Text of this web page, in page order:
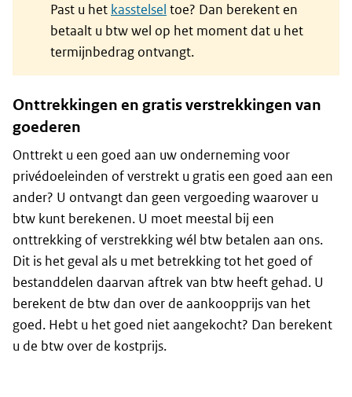
Past u het kasstelsel toe? Dan berekent en
betaalt u btw wel op het moment dat u het
termijnbedrag ontvangt.
Onttrekkingen en gratis verstrekkingen van
goederen
Onttrekt u een goed aan uw onderneming voor
privédoeleinden of verstrekt u gratis een goed aan een
ander? U ontvangt dan geen vergoeding waarover u
btw kunt berekenen. U moet meestal bij een
onttrekking of verstrekking wél btw betalen aan ons.
Dit is het geval als u met betrekking tot het goed of
bestanddelen daarvan aftrek van btw heeft gehad. U
berekent de btw dan over de aankoopprijs van het
goed. Hebt u het goed niet aangekocht? Dan berekent
u de btw over de kostprijs.